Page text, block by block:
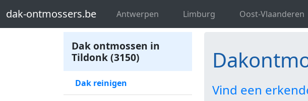
dak-ontmossers.be Antwerpen Limburg Oost-Vlaanderen
dak-ontmossers.be Dakontmosser Vlaams-Brabant
Dak ontmossen in
Tildonk (3150)
Dak reinigen Vind een